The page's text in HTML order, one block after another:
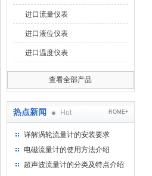
进口流量仪表
进口液位仪表
进口温度仪表
查看全部产品
热点新闻 Hot ROME+
详解涡轮流量计的安装要求
电磁流量计的使用方法介绍
超声波流量计的分类及特点介绍